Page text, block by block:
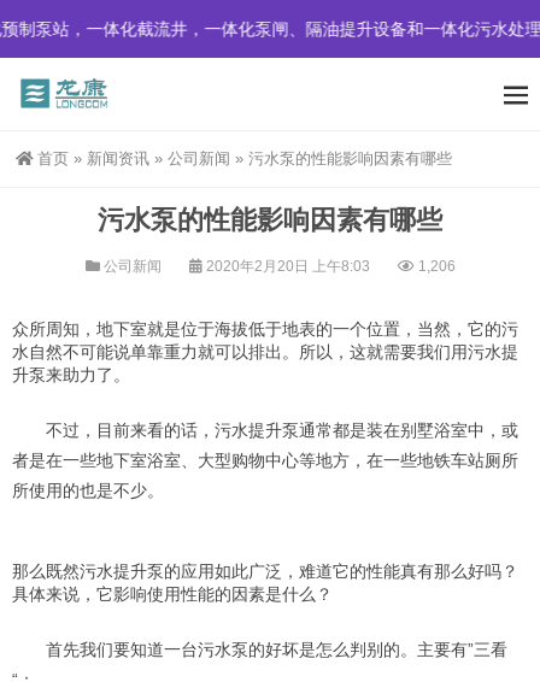
泵站，一体化截流井，一体化泵闸、隔油提升设备和一体化污水处理
首页 » 新闻资讯 » 公司新闻 » 污水泵的性能影响因素有哪些
污水泵的性能影响因素有哪些
公司新闻 2020年2月20日 上午8:03 1,206
众所周知，地下室就是位于海拔低于地表的一个位置，当然，它的污
水自然不可能说单靠重力就可以排出。所以，这就需要我们用污水提
升泵来助力了。
不过，目前来看的话，污水提升泵通常都是装在别墅浴室中，或
者是在一些地下室浴室、大型购物中心等地方，在一些地铁车站厕所
所使用的也是不少。
那么既然污水提升泵的应用如此广泛，难道它的性能真有那么好吗？
具体来说，它影响使用性能的因素是什么？
首先我们要知道一台污水泵的好坏是怎么判别的。主要有”三看